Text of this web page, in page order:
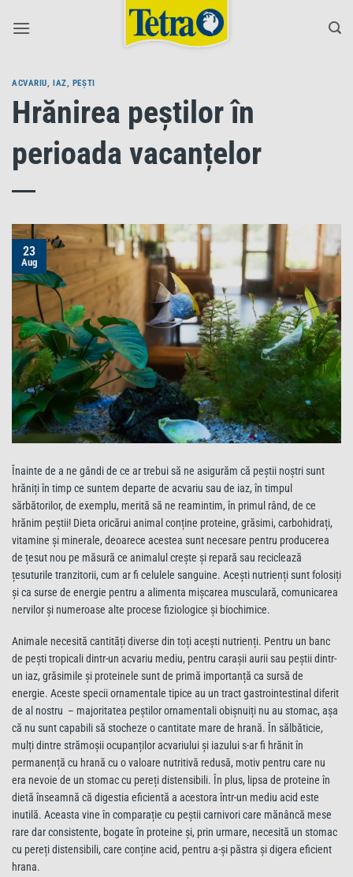
ACVARIU,IAZ, PEȘTI
Hrănirea peștilor în
perioada vacanțelor
23
Aug
Înainte de a ne gândi de ce ar trebui să ne asigurăm că peștii noștri sunt
hrăniți în timp ce suntem departe de acvariu sau de iaz, în timpul
sărbătorilor, de exemplu, merită să ne reamintim, în primul rând, de ce
hrănim peștii! Dieta oricărui animal conține proteine, grăsimi, carbohidrați,
vitamine și minerale, deoarece acestea sunt necesare pentru producerea
de țesut nou pe măsură ce animalul crește și repară sau reciclează
țesuturile tranzitorii, cum ar fi celulele sanguine. Acești nutrienți sunt folosiți
și ca surse de energie pentru a alimenta mișcarea musculară, comunicarea
nervilor și numeroase alte procese fiziologice și biochimice.
Animale necesită cantități diverse din toți acești nutrienți. Pentru un banc
de pești tropicali dintr-un acvariu mediu, pentru carașii aurii sau peștii dintr-
un iaz, grăsimile și proteinele sunt de primă importanță ca sursă de
energie. Aceste specii ornamentale tipice au un tract gastrointestinal diferit
de al nostru – majoritatea peștilor ornamentali obișnuiți nu au stomac, așa
că nu sunt capabili să stocheze o cantitate mare de hrană. În sălbăticie,
mulți dintre strămoșii ocupanților acvariului și iazului s-ar fi hrănit în
permanență cu hrană cu o valoare nutritivă redusă, motiv pentru care nu
era nevoie de un stomac cu pereți distensibili. În plus, lipsa de proteine în
dietă înseamnă că digestia eficientă a acestora într-un mediu acid este
inutilă. Aceasta vine în comparație cu peștii carnivori care mănâncă mese
rare dar consistente, bogate în proteine și, prin urmare, necesită un stomac
cu pereți distensibili, care conține acid, pentru a-și păstra și digera eficient
hrana.